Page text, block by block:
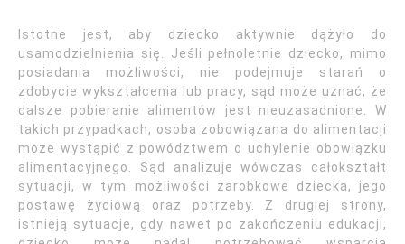
Istotne jest, aby dziecko aktywnie dążyło do
usamodzielnienia się. Jeśli pełnoletnie dziecko, mimo
posiadania możliwości, nie podejmuje starań o
zdobycie wykształcenia lub pracy, sąd może uznać, że
dalsze pobieranie alimentów jest nieuzasadnione. W
takich przypadkach, osoba zobowiązana do alimentacji
może wystąpić z powództwem o uchylenie obowiązku
alimentacyjnego. Sąd analizuje wówczas całokształt
sytuacji, w tym możliwości zarobkowe dziecka, jego
postawę życiową oraz potrzeby. Z drugiej strony,
istnieją sytuacje, gdy nawet po zakończeniu edukacji,